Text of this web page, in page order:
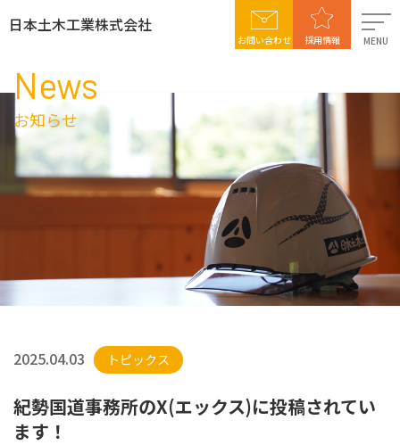
日本土木工業株式会社
日本土木工業について
事業案内
施工実績
お問い合わせ 採用情報 MENU
News
お知らせ
2025.04.03 トピックス
紀勢国道事務所のX(エックス)に投稿されてい
ます！